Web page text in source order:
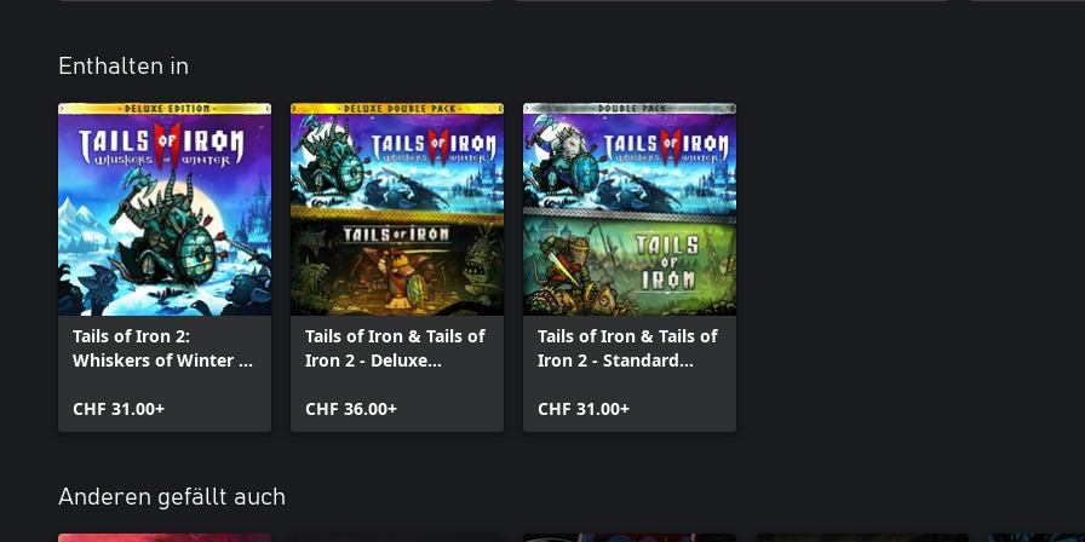
Enthalten in
Tails of Iron 2:
Whiskers of Winter -
CHF 31.00+
Tails of Iron & Tails of
Iron 2 - Deluxe
CHF 36.00+
Tails of Iron & Tails of
Iron 2 - Standard
CHF 31.00+
Anderen gefällt auch